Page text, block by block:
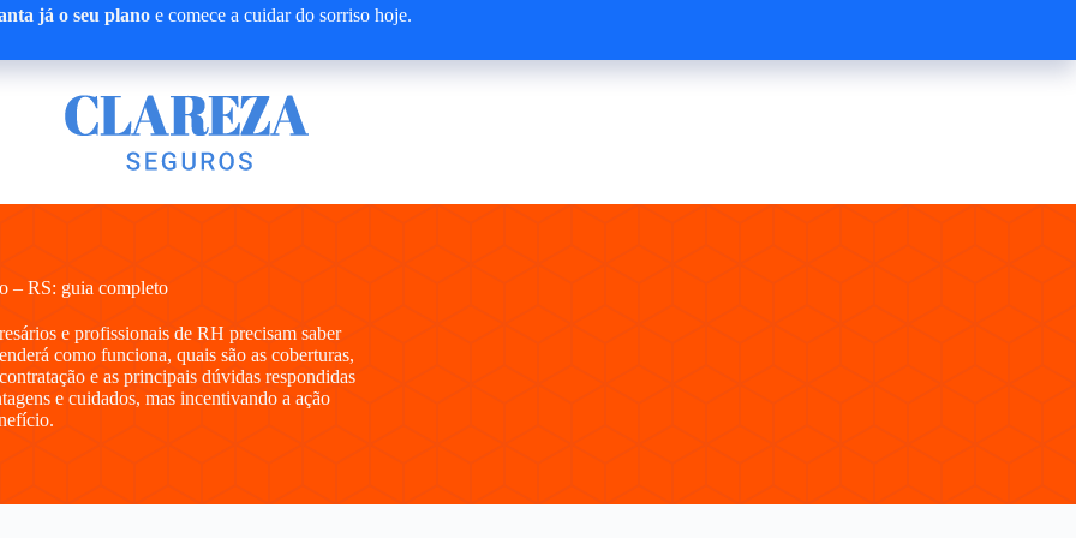
já o seu planoe comece a cuidar do sorriso hoje.
– RS: guia completo
e profissionais de RH precisam saber
como funciona, quais são as coberturas,
e as principais dúvidas respondidas
e cuidados, mas incentivando a ação